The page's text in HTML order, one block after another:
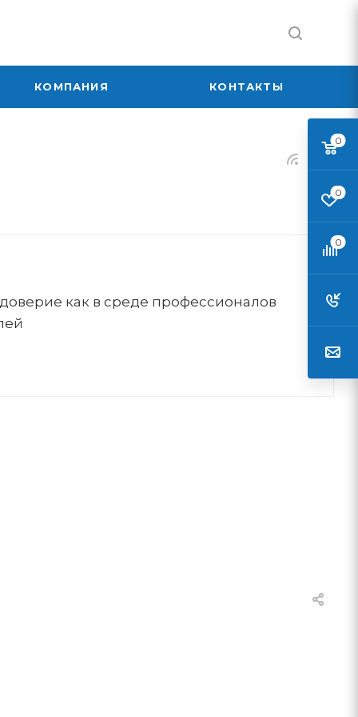
КОМПАНИЯ КОНТАКТЫ
как в среде профессионалов
0
0
0